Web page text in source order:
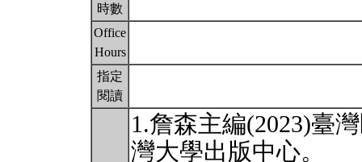
時數
Office
Hours
指定
閱讀
1.詹森主編(2023)臺
灣大學出版中心。